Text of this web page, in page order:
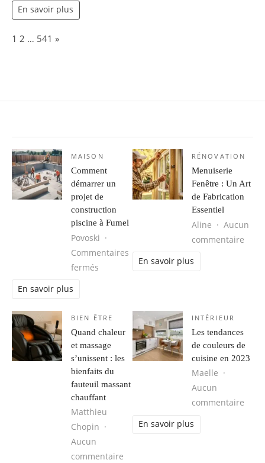
En savoir plus
Page:
1 2 … 541 Next
»
MAISON
Comment
démarrer un
projet de
construction
piscine à Fumel
Povoski
Commentaires
fermés sur Comment démarrer un projet de
En savoir plus
RÉNOVATION
Menuiserie
Fenêtre : Un Art
de Fabrication
Essentiel
Aline
Aucun
commentaire
En savoir plus
BIEN ÊTRE
Quand chaleur
et massage
s’unissent : les
bienfaits du
fauteuil massant
chauffant
Matthieu
Chopin
Aucun
commentaire
INTÉRIEUR
Les tendances
de couleurs de
cuisine en 2023
Maelle
Aucun
commentaire
En savoir plus